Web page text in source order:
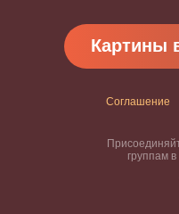
Картины
Соглашение
группам